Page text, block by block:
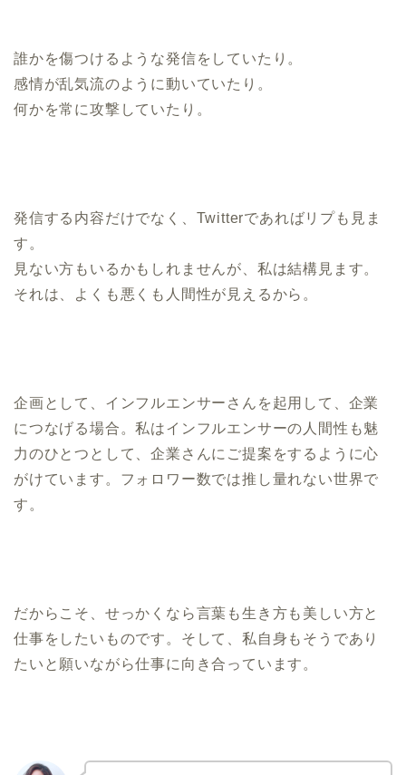
誰かを傷つけるような発信をしていたり。
感情が乱気流のように動いていたり。
何かを常に攻撃していたり。
発信する内容だけでなく、Twitterであればリプも見ま
す。
見ない方もいるかもしれませんが、私は結構見ます。
それは、よくも悪くも人間性が見えるから。
企画として、インフルエンサーさんを起用して、企業
につなげる場合。私はインフルエンサーの人間性も魅
力のひとつとして、企業さんにご提案をするように心
がけています。フォロワー数では推し量れない世界で
す。
だからこそ、せっかくなら言葉も生き方も美しい方と
仕事をしたいものです。そして、私自身もそうであり
たいと願いながら仕事に向き合っています。